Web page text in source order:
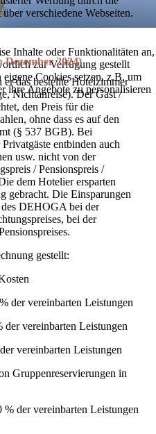
Dezember 2024)
das bestellte Hotelzimmer
Nichtanreise). Der Gast /
den Preis für die
ohne dass es auf den
(§ 537 BGB). Bei
entbinden auch
usw. nicht von der
/ Pensionspreis /
dem Hotelier ersparten
gebracht. Die Einsparungen
des DEHOGA bei der
bei der
gestellt:
der vereinbarten Leistungen
vereinbarten Leistungen
vereinbarten Leistungen
Gruppenreservierungen in
der vereinbarten Leistungen
verschiedene Webseiten.
Inhalte oder Funktionalitäten an,
zur Verfügung gestellt
Cookies setzen, z.B. um
ihre Angebote zu personalisieren